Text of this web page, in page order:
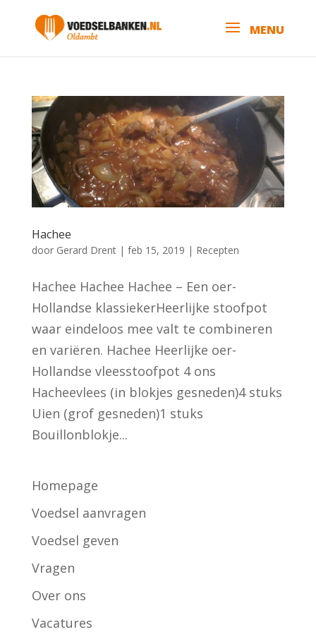
Hachee
door Gerard Drent| feb 15, 2019 | Recepten
Hachee Hachee Hachee – Een oer-
Hollandse klassiekerHeerlijke stoofpot
waar eindeloos mee valt te combineren
en variëren. Hachee Heerlijke oer-
Hollandse vleesstoofpot 4 ons
Hacheevlees (in blokjes gesneden)4 stuks
Uien (grof gesneden)1 stuks
Bouillonblokje...
Homepage
Voedsel aanvragen
Voedsel geven
Vragen
Over ons
Vacatures